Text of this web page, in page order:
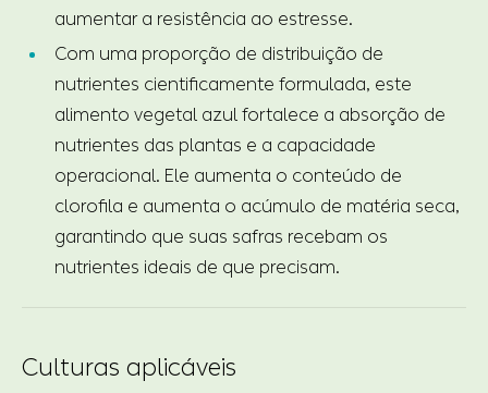
aumentar a resistência ao estresse.
Com uma proporção de distribuição de
nutrientes cientificamente formulada, este
alimento vegetal azul fortalece a absorção de
nutrientes das plantas e a capacidade
operacional. Ele aumenta o conteúdo de
clorofila e aumenta o acúmulo de matéria seca,
garantindo que suas safras recebam os
nutrientes ideais de que precisam.
Culturas aplicáveis